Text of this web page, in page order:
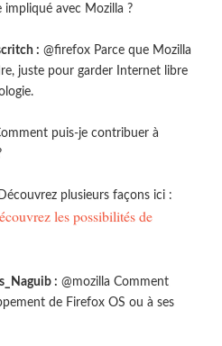
impliqué avec Mozilla ?
: @firefox Parce que Mozilla
juste pour garder Internet libre
puis-je contribuer à
Découvrez plusieurs façons ici :
les possibilités de
: @mozilla Comment
de Firefox OS ou à ses